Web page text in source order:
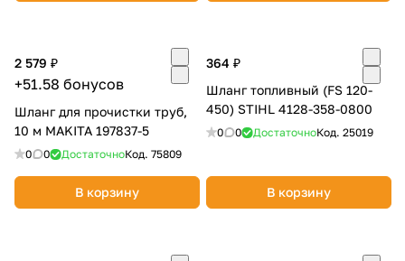
2 579 ₽
+51.58 бонусов
Шланг для прочистки труб,
10 м MAKITA 197837-5
0 0 ДостаточноКод. 75809
В корзину
364 ₽
Шланг топливный (FS 120-
450) STIHL 4128-358-0800
0 0 ДостаточноКод. 25019
В корзину
раз в 2 недели